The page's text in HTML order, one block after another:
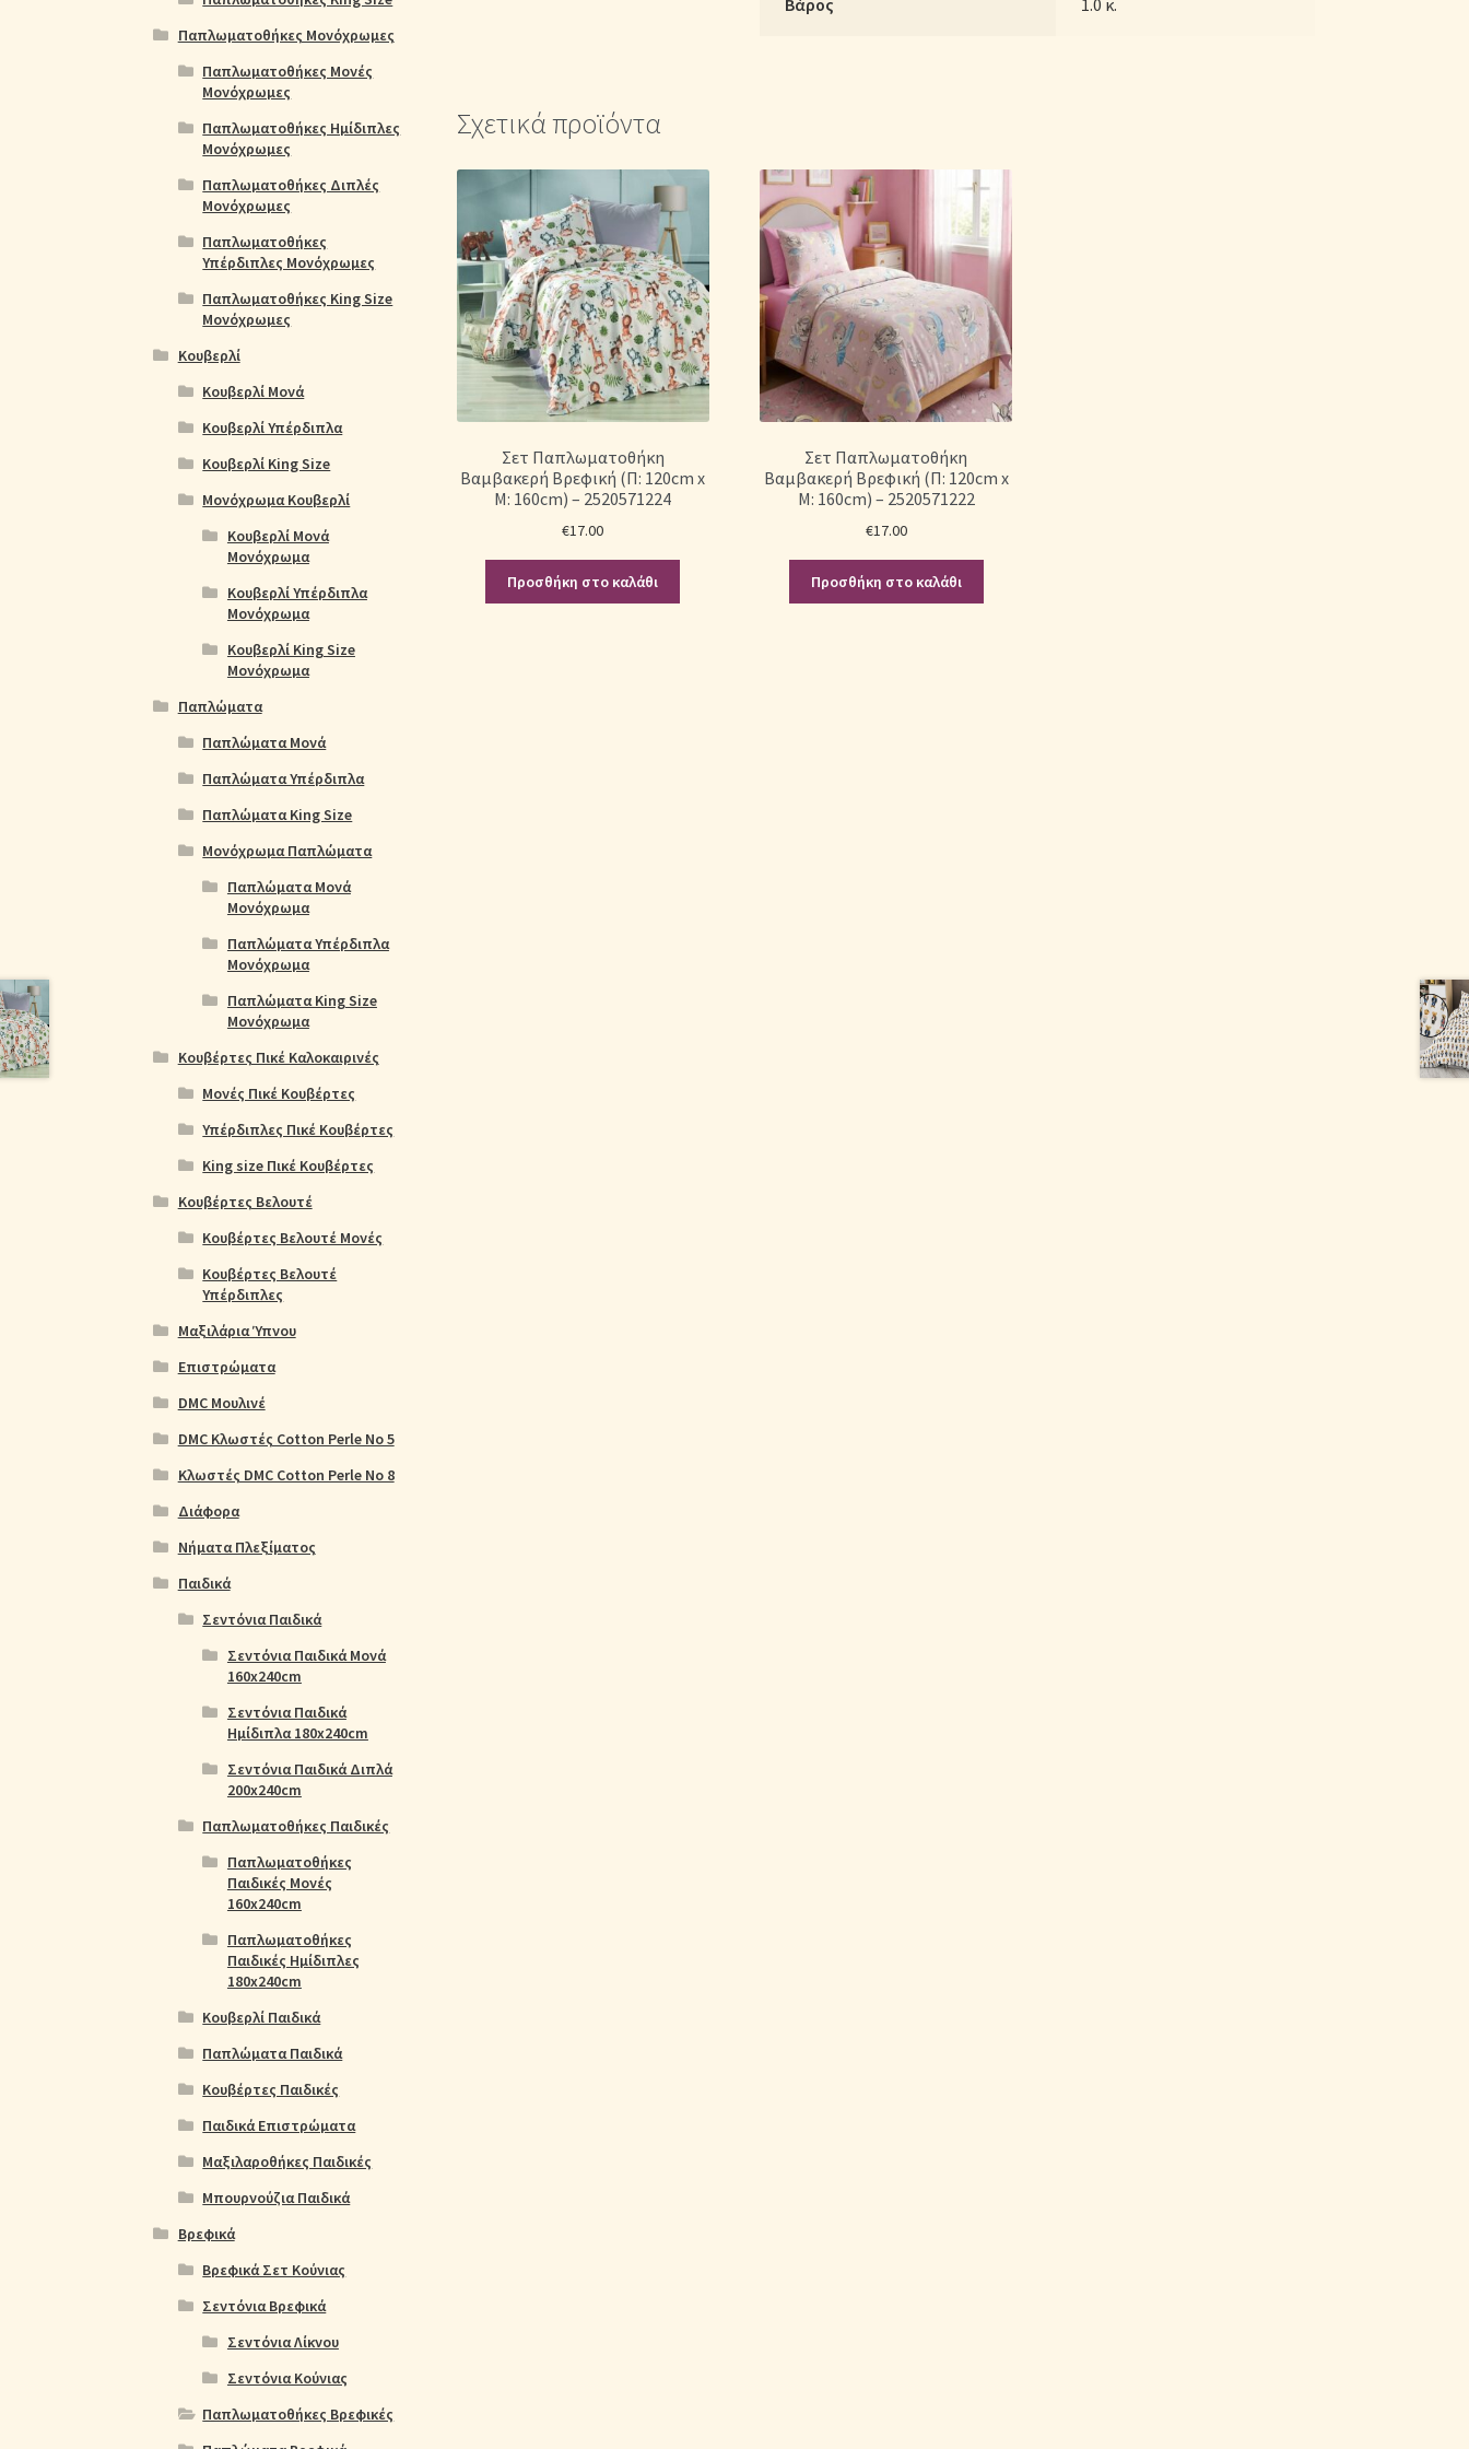
Βάρος 1.0 κ.
Σχετικά προϊόντα
Σετ Παπλωματοθήκη
Βαμβακερή Βρεφική (Π: 120cm x
Μ: 160cm) – 2520571224
€17.00
Προσθήκη στο καλάθι
Σετ Παπλωματοθήκη
Βαμβακερή Βρεφική (Π: 120cm x
Μ: 160cm) – 2520571222
€17.00
Προσθήκη στο καλάθι
Παπλωματοθήκες Μονόχρωμες
Παπλωματοθήκες Μονές
Μονόχρωμες
Παπλωματοθήκες Ημίδιπλες
Μονόχρωμες
Παπλωματοθήκες Διπλές
Μονόχρωμες
Παπλωματοθήκες
Υπέρδιπλες Μονόχρωμες
Παπλωματοθήκες King Size
Μονόχρωμες
Κουβερλί
Κουβερλί Μονά
Κουβερλί Υπέρδιπλα
Κουβερλί King Size
Μονόχρωμα Κουβερλί
Κουβερλί Μονά
Μονόχρωμα
Κουβερλί Υπέρδιπλα
Μονόχρωμα
Κουβερλί King Size
Μονόχρωμα
Παπλώματα
Παπλώματα Μονά
Παπλώματα Υπέρδιπλα
Παπλώματα King Size
Μονόχρωμα Παπλώματα
Παπλώματα Μονά
Μονόχρωμα
Παπλώματα Υπέρδιπλα
Μονόχρωμα
Παπλώματα King Size
Μονόχρωμα
Κουβέρτες Πικέ Καλοκαιρινές
Μονές Πικέ Κουβέρτες
Υπέρδιπλες Πικέ Κουβέρτες
King size Πικέ Κουβέρτες
Κουβέρτες Βελουτέ
Κουβέρτες Βελουτέ Μονές
Κουβέρτες Βελουτέ
Υπέρδιπλες
Μαξιλάρια Ύπνου
Επιστρώματα
DMC Μουλινέ
DMC Κλωστές Cotton Perle No 5
Κλωστές DMC Cotton Perle No 8
Διάφορα
Νήματα Πλεξίματος
Παιδικά
Σεντόνια Παιδικά
Σεντόνια Παιδικά Μονά
160x240cm
Σεντόνια Παιδικά
Ημίδιπλα 180x240cm
Σεντόνια Παιδικά Διπλά
200x240cm
Παπλωματοθήκες Παιδικές
Παπλωματοθήκες
Παιδικές Μονές
160x240cm
Παπλωματοθήκες
Παιδικές Ημίδιπλες
180x240cm
Κουβερλί Παιδικά
Παπλώματα Παιδικά
Κουβέρτες Παιδικές
Παιδικά Επιστρώματα
Μαξιλαροθήκες Παιδικές
Μπουρνούζια Παιδικά
Βρεφικά
Βρεφικά Σετ Κούνιας
Σεντόνια Βρεφικά
Σεντόνια Λίκνου
Σεντόνια Κούνιας
Παπλωματοθήκες Βρεφικές